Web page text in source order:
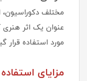
مختلف دکوراسیون،
عنوان یک اثر هنری
مورد استفاده قرار
مزایای